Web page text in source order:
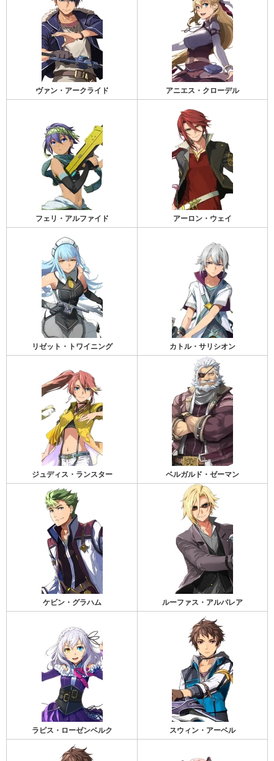
ヴァン・アークライド アニエス・クローデル
フェリ・アルファイド アーロン・ウェイ
リゼット・トワイニング カトル・サリシオン
ジュディス・ランスター ベルガルド・ゼーマン
ケビン・グラハム ルーファス・アルバレア
ラピス・ローゼンベルク スウィン・アーベル